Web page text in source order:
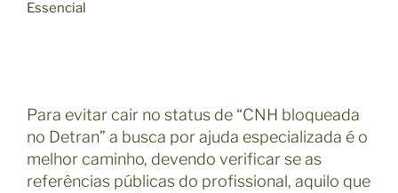
Essencial
Para evitar cair no status de “CNH bloqueada
no Detran” a busca por ajuda especializada é o
melhor caminho, devendo verificar se as
referências públicas do profissional, aquilo que